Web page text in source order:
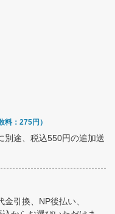
料：275円）
途、税込550円の追加送
引換、NP後払い、